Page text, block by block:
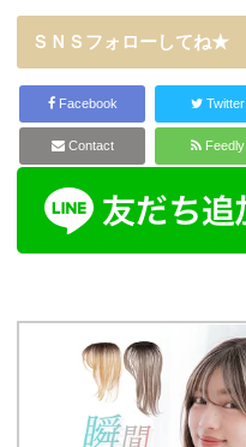
ＳＮＳフォローしてね★
Facebook Twitter
Contact Feedly